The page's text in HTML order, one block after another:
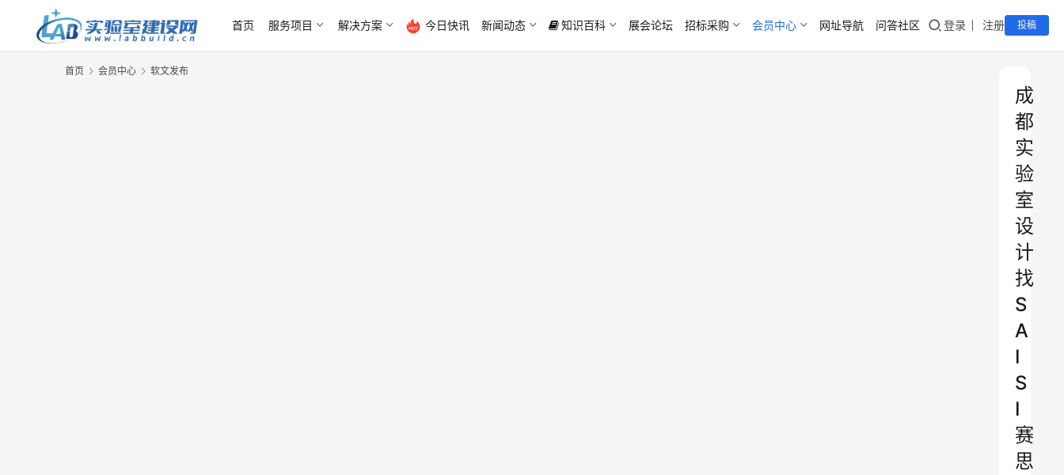
首页 服务项目 解决方案 今日快讯 新闻动态 知识百科 展会论坛 招标采购 会员中心 网址导航 问答社区 登录 注册 投稿
首页 会员中心 软文发布
成
都
实
验
室
设
计
找
S
A
I
S
I
赛
思